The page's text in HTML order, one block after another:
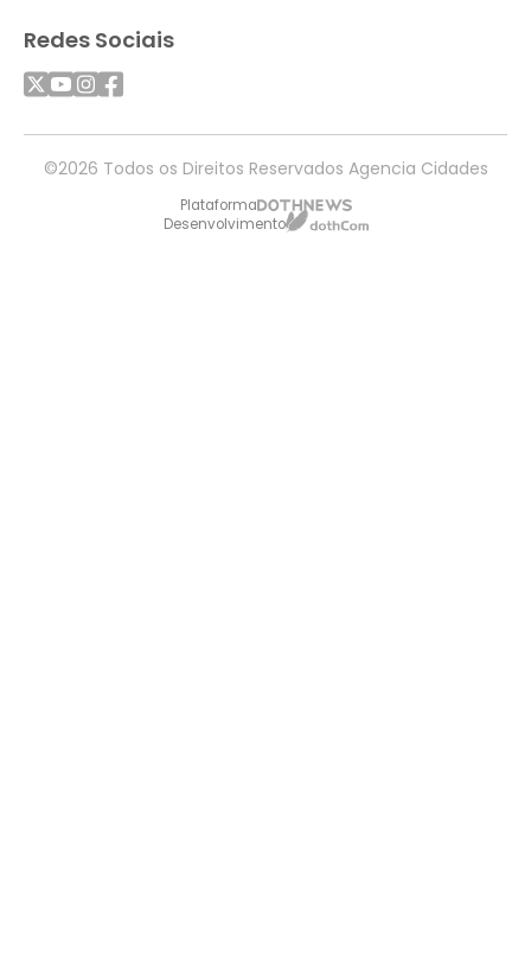
Redes Sociais
©2026 Todos os Direitos Reservados Agencia Cidades
Plataforma
Desenvolvimento